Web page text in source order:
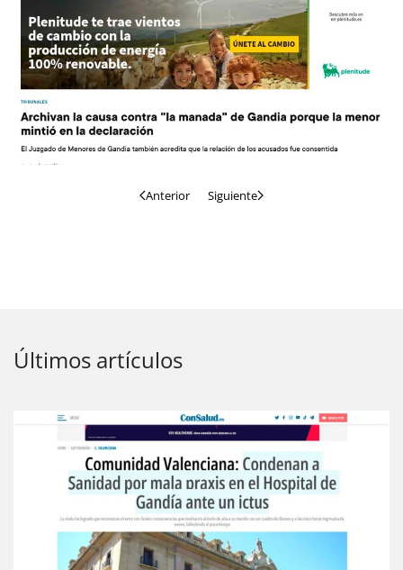
Anterior Siguiente
Últimos artículos